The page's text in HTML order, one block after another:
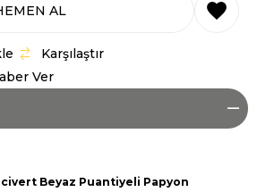
Karşılaştır
Ver
Beyaz Puantiyeli Papyon